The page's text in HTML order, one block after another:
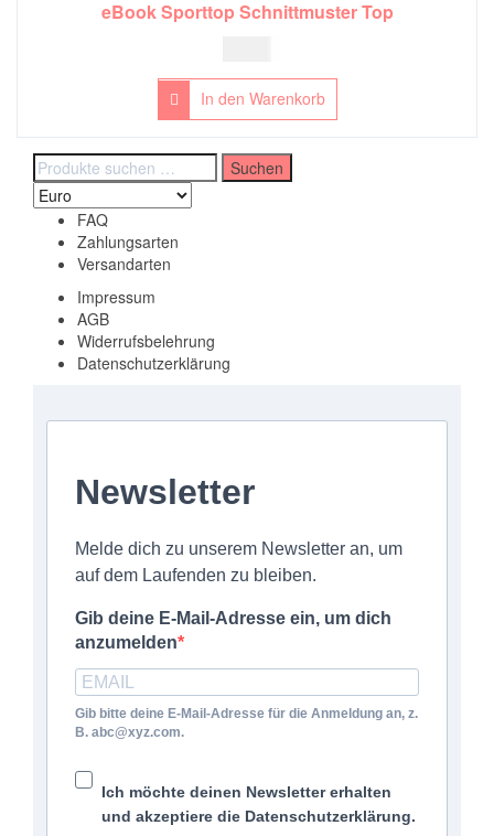
eBook Sporttop Schnittmuster Top
In den Warenkorb
Suchen
nach:
Suchen
FAQ
Zahlungsarten
Versandarten
Impressum
AGB
Widerrufsbelehrung
Datenschutzerklärung
Newsletter
Melde dich zu unserem Newsletter an, um
auf dem Laufenden zu bleiben.
Gib deine E-Mail-Adresse ein, um dich
anzumelden
Gib bitte deine E-Mail-Adresse für die Anmeldung an, z.
B. abc@xyz.com.
Ich möchte deinen Newsletter erhalten
und akzeptiere die Datenschutzerklärung.